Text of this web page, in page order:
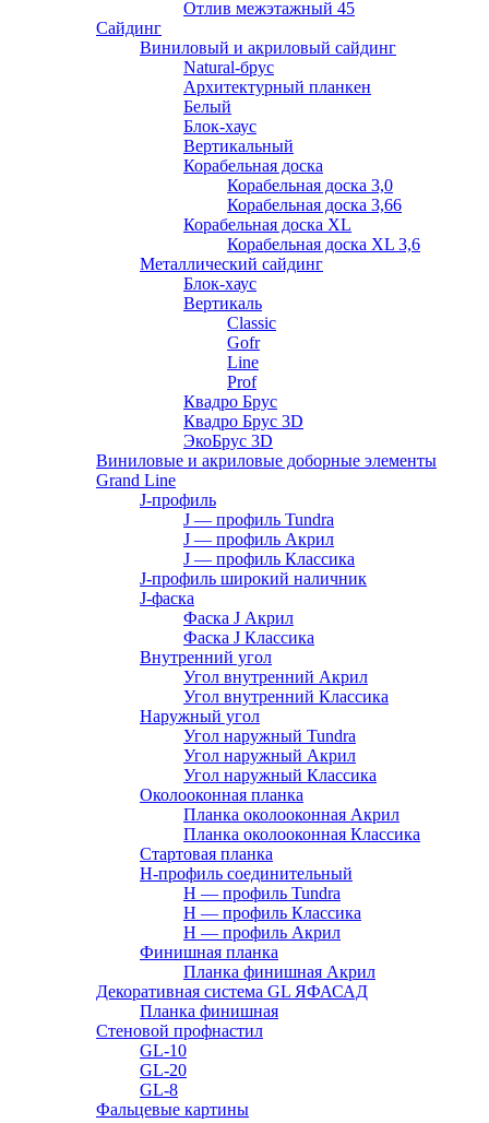
Отлив межэтажный 45
Сайдинг
Виниловый и акриловый сайдинг
Natural-брус
Архитектурный планкен
Белый
Блок-хаус
Вертикальный
Корабельная доска
Корабельная доска 3,0
Корабельная доска 3,66
Корабельная доска XL
Корабельная доска XL 3,6
Металлический сайдинг
Блок-хаус
Вертикаль
Classic
Gofr
Line
Prof
Квадро Брус
Квадро Брус 3D
ЭкоБрус 3D
Виниловые и акриловые доборные элементы
Grand Line
J-профиль
J — профиль Tundra
J — профиль Акрил
J — профиль Классика
J-профиль широкий наличник
J-фаска
Фаска J Акрил
Фаска J Классика
Внутренний угол
Угол внутренний Акрил
Угол внутренний Классика
Наружный угол
Угол наружный Tundra
Угол наружный Акрил
Угол наружный Классика
Околооконная планка
Планка околооконная Акрил
Планка околооконная Классика
Стартовая планка
H-профиль соединительный
Н — профиль Tundra
H — профиль Классика
Н — профиль Акрил
Финишная планка
Планка финишная Акрил
Декоративная система GL ЯФАСАД
Планка финишная
Стеновой профнастил
GL-10
GL-20
GL-8
Фальцевые картины